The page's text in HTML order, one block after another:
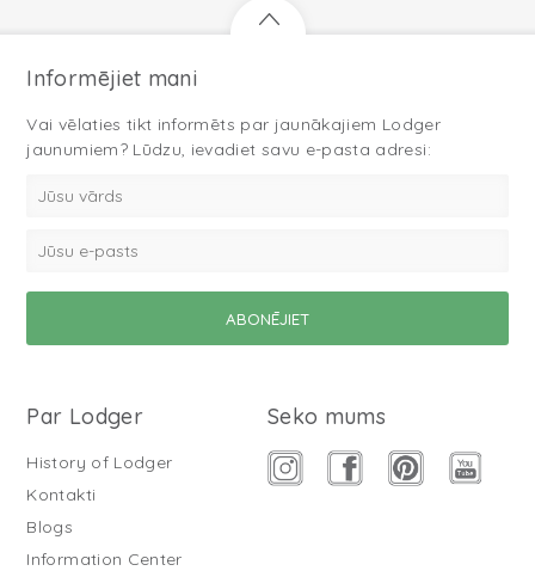
Informējiet mani
Vai vēlaties tikt informēts par jaunākajiem Lodger
jaunumiem? Lūdzu, ievadiet savu e-pasta adresi:
Par Lodger
History of Lodger
Kontakti
Blogs
Information Center
Seko mums